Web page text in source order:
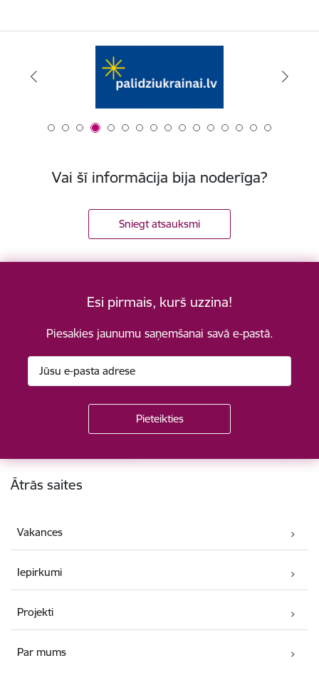
Vai šī informācija bija noderīga?
Sniegt atsauksmi
Esi pirmais, kurš uzzina!
Piesakies jaunumu saņemšanai savā e-pastā.
Kājene
Ātrās saites
Vakances
Iepirkumi
Projekti
Par mums